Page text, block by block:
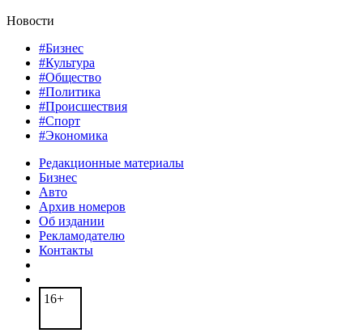
Новости
#Бизнес
#Культура
#Общество
#Политика
#Происшествия
#Спорт
#Экономика
Редакционные материалы
Бизнес
Авто
Архив номеров
Об издании
Рекламодателю
Контакты
16+